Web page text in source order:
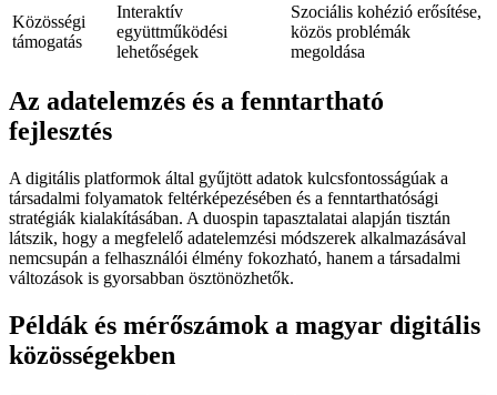
Közösségi
támogatás
Interaktív
együttműködési
lehetőségek
Szociális kohézió erősítése,
közös problémák
megoldása
Az adatelemzés és a fenntartható
fejlesztés
A digitális platformok által gyűjtött adatok kulcsfontosságúak a
társadalmi folyamatok feltérképezésében és a fenntarthatósági
stratégiák kialakításában. A duospin tapasztalatai alapján tisztán
látszik, hogy a megfelelő adatelemzési módszerek alkalmazásával
nemcsupán a felhasználói élmény fokozható, hanem a társadalmi
változások is gyorsabban ösztönözhetők.
Példák és mérőszámok a magyar digitális
közösségekben